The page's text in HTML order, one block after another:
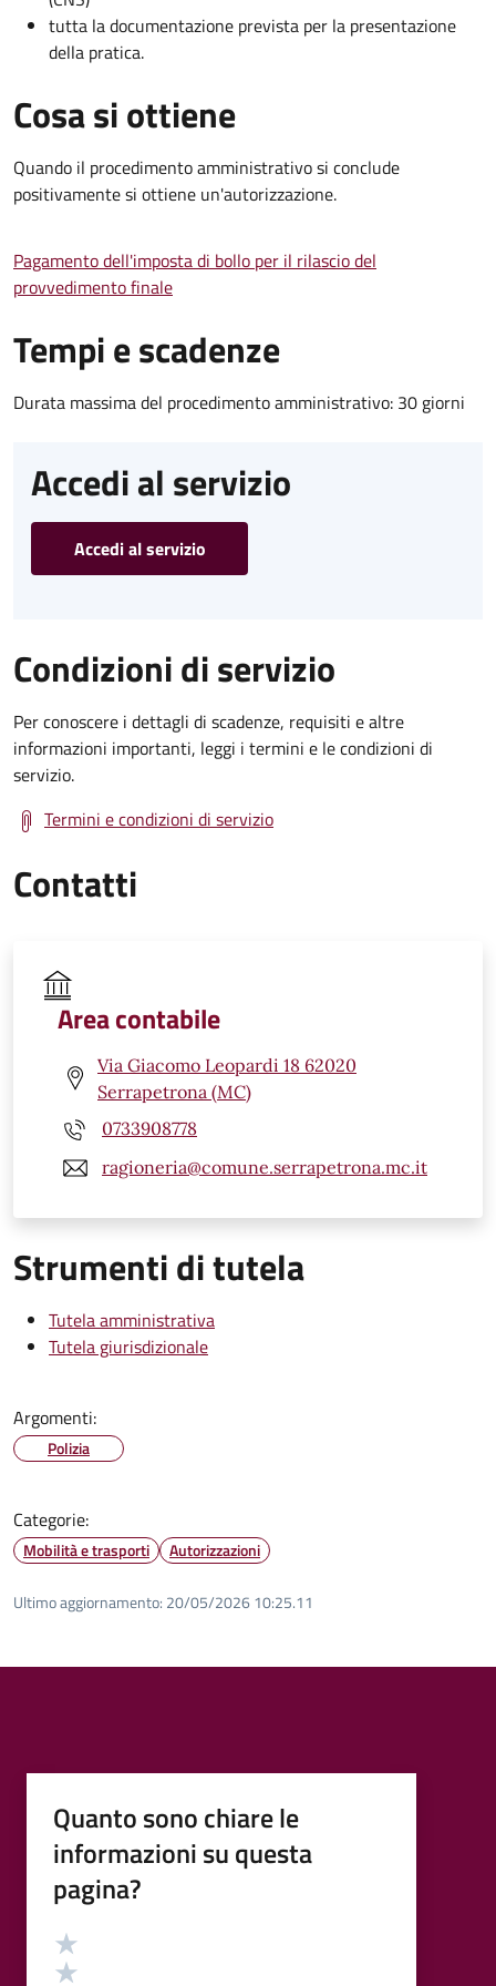
tutta la documentazione prevista per la presentazione
della pratica.
Cosa si ottiene
Quando il procedimento amministrativo si conclude
positivamente si ottiene un'autorizzazione.
Pagamento dell'imposta di bollo per il rilascio del
provvedimento finale
Tempi e scadenze
Durata massima del procedimento amministrativo: 30 giorni
Accedi al servizio
Accedi al servizio
Condizioni di servizio
Per conoscere i dettagli di scadenze, requisiti e altre
informazioni importanti, leggi i termini e le condizioni di
servizio.
Termini e condizioni di servizio
Contatti
Area contabile
Via Giacomo Leopardi 18 62020
Serrapetrona (MC)
0733908778
ragioneria@comune.serrapetrona.mc.it
Strumenti di tutela
Tutela amministrativa
Tutela giurisdizionale
Argomenti:
Polizia
Categorie:
Mobilità e trasporti Autorizzazioni
Ultimo aggiornamento: 20/05/2026 10:25.11
Quanto sono chiare le
informazioni su questa
pagina?
Valutazione